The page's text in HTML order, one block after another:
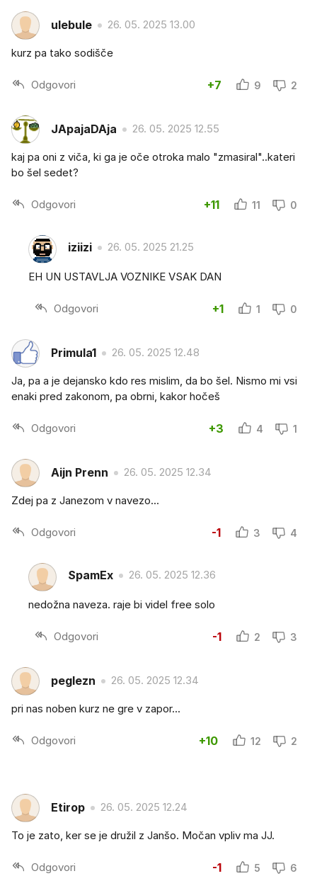
ulebule 26. 05. 2025 13.00
kurz pa tako sodišče
Odgovori +7 9 2
JApajaDAja 26. 05. 2025 12.55
kaj pa oni z viča, ki ga je oče otroka malo "zmasiral"..kateri
bo šel sedet?
Odgovori +11 11 0
iziizi 26. 05. 2025 21.25
EH UN USTAVLJA VOZNIKE VSAK DAN
Odgovori +1 1 0
Primula1 26. 05. 2025 12.48
Ja, pa a je dejansko kdo res mislim, da bo šel. Nismo mi vsi
enaki pred zakonom, pa obrni, kakor hočeš
Odgovori +3 4 1
Aijn Prenn 26. 05. 2025 12.34
Zdej pa z Janezom v navezo...
Odgovori -1 3 4
SpamEx 26. 05. 2025 12.36
nedožna naveza. raje bi videl free solo
Odgovori -1 2 3
peglezn 26. 05. 2025 12.34
pri nas noben kurz ne gre v zapor...
Odgovori +10 12 2
Etirop 26. 05. 2025 12.24
To je zato, ker se je družil z Janšo. Močan vpliv ma JJ.
Odgovori -1 5 6